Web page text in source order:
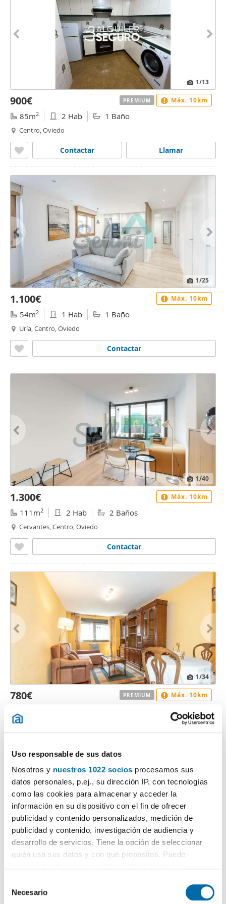
Uso responsable de sus datos
Nosotros y nuestros 1022 socios procesamos sus
datos personales, p.ej., su dirección IP, con tecnologías
como las cookies para almacenar y acceder la
información en su dispositivo con el fin de ofrecer
publicidad y contenido personalizados, medición de
publicidad y contenido, investigación de audiencia y
desarrollo de servicios. Tiene la opción de seleccionar
quién usa sus datos y con qué propósitos. Puede
el Menú de consentimiento.
Necesario
1/13
900€
85m2 2 Hab 1 Baño
Centro, Oviedo
Llamar
Contactar
PREMIUM Máx. 10km
1/25
1.100€
54m2 1 Hab 1 Baño
Uría, Centro, Oviedo
Contactar
Máx. 10km
1/40
1.300€
111m2 2 Hab 2 Baños
Cervantes, Centro, Oviedo
Contactar
Máx. 10km
1/34
780€
63m
Centro, Oviedo
PREMIUM Máx. 10km
1.000€ Máx. 10km